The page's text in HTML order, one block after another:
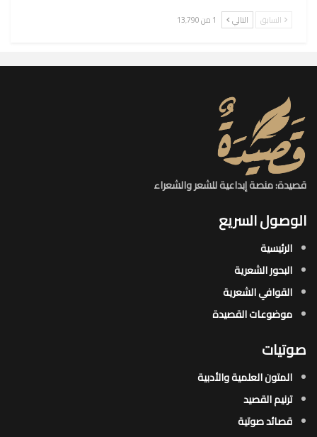
السابق التالي 1 من 13٬790
قصيدة: منصة إبداعية للشعر والشعراء
الوصول السريع
الرئيسية
البحور الشعرية​
القوافي الشعرية​
موضوعات القصيدة​
صوتيات
المتون العلمية والأدبية
ترنيم القصيد
قصائد صوتية